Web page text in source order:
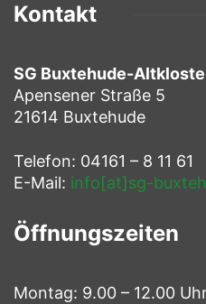
Kontakt
SG Buxtehude-
Apensener Straße 5
21614 Buxtehude
Telefon: 04161 – 8 11 61
E-Mail: info[at]sg-
Öffnungszeiten
Montag: 9.00 – 12.00